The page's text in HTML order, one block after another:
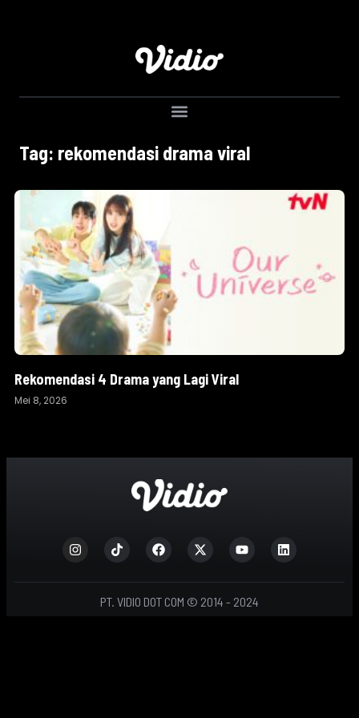
Tag: rekomendasi drama viral
Rekomendasi 4 Drama yang Lagi Viral
Mei 8, 2026
PT. VIDIO DOT COM © 2014 - 2024